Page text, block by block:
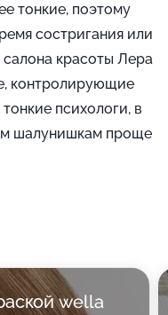
тонкие, поэтому
состригания или
красоты Лера
контролирующие
психологи, в
шалунишкам проще
wella